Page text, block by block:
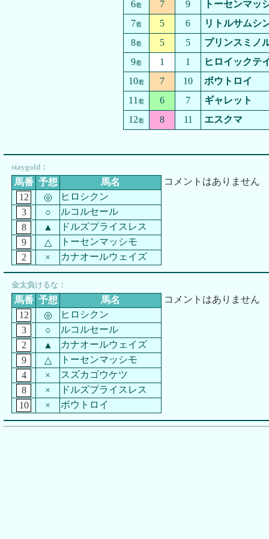
6着 7 9
トーセンマッ
7着 5 6
リトルサムシ
8着 5 5
プリンスミノ
9着 1 1
ヒロイックテ
10着 7 10
ボウトロイ
11 着 6 7
ギャレット
12着 8 11 エスクマ
staygold：
馬番 予想
馬名
12
◎
ヒロシクン
3
○
ルコルセール
8
▲
ドルズプライスレス
9
△
トーセンマッシモ
2
× カナオールウェイズ
コメントはありません
金太負けるな：
馬番 予想
馬名
12
◎
ヒロシクン
3
○
ルコルセール
2
▲
カナオールウェイズ
9
△
トーセンマッシモ
4
×
スズカゴウケツ
8
×
ドルズプライスレス
10
× ボウトロイ
コメントはありません